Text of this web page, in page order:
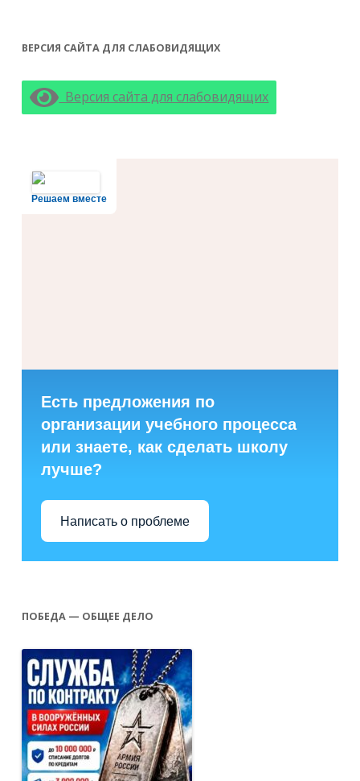
ВЕРСИЯ САЙТА ДЛЯ СЛАБОВИДЯЩИХ
Версия сайта для слабовидящих
Решаем вместе
Есть предложения по
организации учебного процесса
или знаете, как сделать школу
лучше?
Написать о проблеме
ПОБЕДА — ОБЩЕЕ ДЕЛО